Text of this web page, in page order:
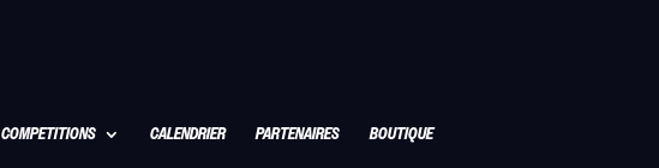
COMPETITIONS CALENDRIER PARTENAIRES BOUTIQUE